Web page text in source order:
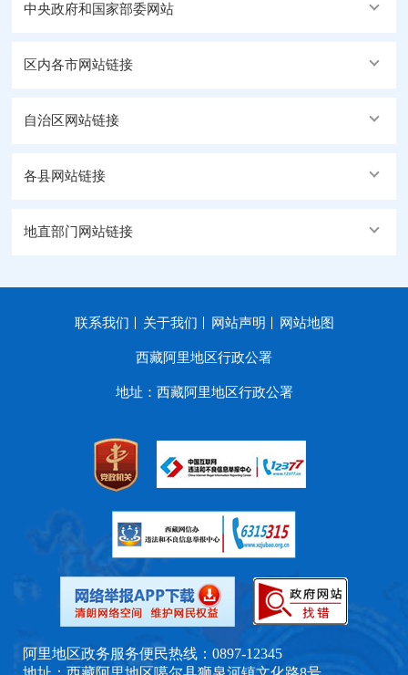
中央政府和国家部委网站
区内各市网站链接
自治区网站链接
各县网站链接
地直部门网站链接
联系我们 关于我们 网站声明 网站地图
西藏阿里地区行政公署
地址：西藏阿里地区行政公署
阿里地区政务服务便民热线：0897-12345